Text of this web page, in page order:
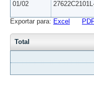
01/02
Exportar para: Excel
Total